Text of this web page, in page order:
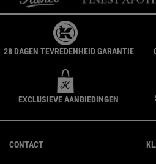
28 DAGEN TEVREDENHEID GARANTIE
EXCLUSIEVE AANBIEDINGEN
CONTACT